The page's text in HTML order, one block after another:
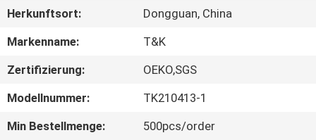
UNS
AUSFLUG
QUALITÄTSKONTROLLE
Herkunftsort:
Dongguan, China
Markenname:
T&K
Zertifizierung:
OEKO,SGS
Modellnummer:
TK210413-1
Min Bestellmenge:
500pcs/order